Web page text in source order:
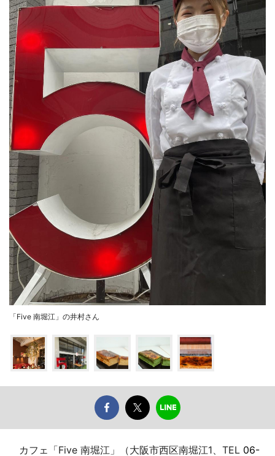
「Five 南堀江」の井村さん
カフェ「Five 南堀江」（大阪市西区南堀江1、TEL 06-